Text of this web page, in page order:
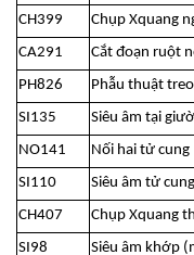
CH399
Chụp Xquang
CA291
Cắt đoạn ruột
PH826
Phẫu thuật
SI135
Siêu âm tại
NO141
Nối hai tử cung
SI110
Siêu âm tử
CH407
Chụp Xquang
SI98
Siêu âm khớp